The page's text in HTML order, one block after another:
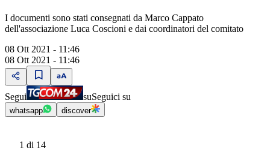
I documenti sono stati consegnati da Marco Cappato
dell'associazione Luca Coscioni e dai coordinatori del comitato
08 Ott 2021 - 11:46
08 Ott 2021 - 11:46
Segui suSeguici su
whatsapp discover
1 di 14